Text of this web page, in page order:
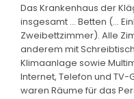
Das Krankenhaus der
insgesamt ... Betten (...
Zweibettzimmer). Alle
anderem mit
Klimaanlage sowie
Internet, Telefon und
waren Räume für das